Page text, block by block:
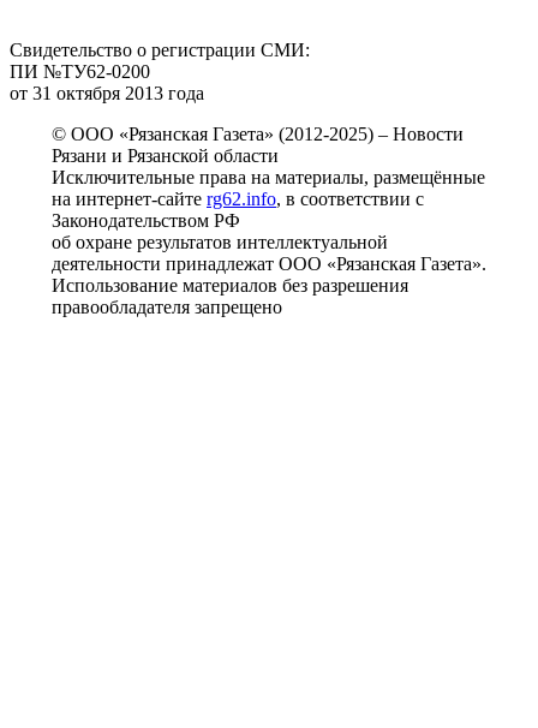
Свидетельство о регистрации СМИ:
ПИ №ТУ62-0200
от 31 октября 2013 года
© ООО «Рязанская Газета» (2012-2025) – Новости
Рязани и Рязанской области
Исключительные права на материалы, размещённые
на интернет-сайте rg62.info, в соответствии с
Законодательством РФ
об охране результатов интеллектуальной
деятельности принадлежат ООО «Рязанская Газета».
Использование материалов без разрешения
правообладателя запрещено